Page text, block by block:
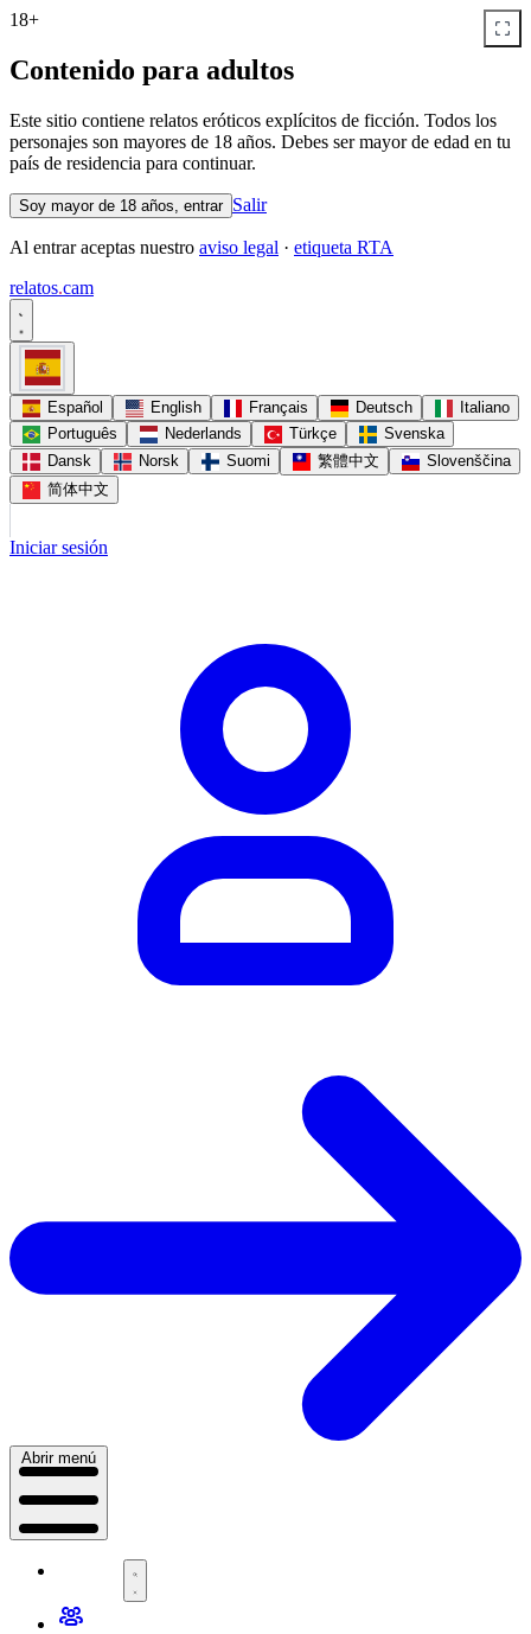
18+
Contenido para adultos
Este sitio contiene relatos eróticos explícitos de ficción. Todos los
personajes son mayores de 18 años. Debes ser mayor de edad en tu
país de residencia para continuar.
Soy mayor de 18 años, entrar Salir
Al entrar aceptas nuestro aviso legal · etiqueta RTA
relatos.cam
Español English Français Deutsch
Italiano
Português
Nederlands Türkçe
Svenska
Dansk
Norsk Suomi 繁體中文
Slovenščina
简体中文
Iniciar sesión
Abrir menú